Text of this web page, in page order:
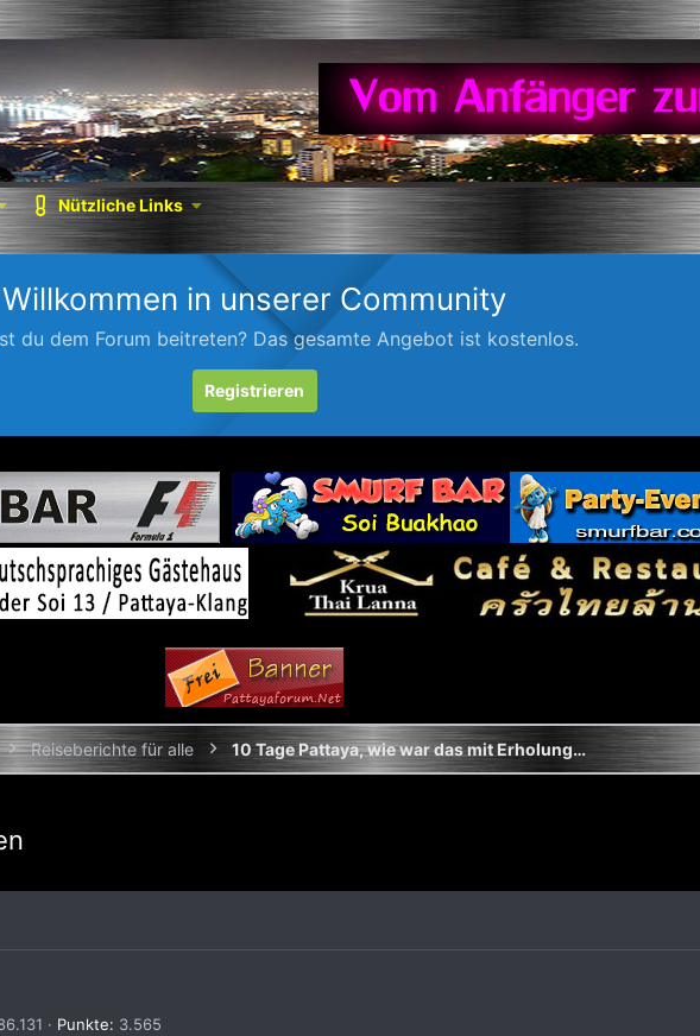
Nützliche Links
Willkommen in unserer Community
du dem Forum beitreten? Das gesamte Angebot ist kostenlos.
Registrieren
Reiseberichte für alle 10 Tage Pattaya, wie war das mit Erholung...?
Punkte 3.565